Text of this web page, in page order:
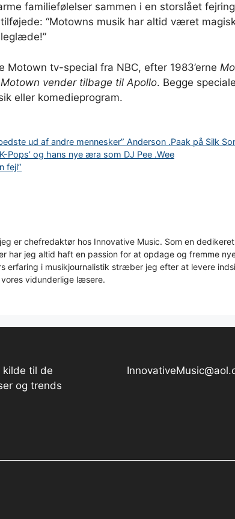
familiefølelser sammen i en storslået
“Motowns musik har altid været
Motown tv-special fra NBC, efter 1983’erne
Motown vender tilbage til Apollo. Begge
eller komedieprogram.
ud af andre mennesker” Anderson .Paak på Silk
Pops’ og hans nye æra som DJ Pee .Wee
fejl”
er chefredaktør hos Innovative Music. Som en
har jeg altid haft en passion for at opdage og fremme
erfaring i musikjournalistik stræber jeg efter at levere
vidunderlige læsere.
kilde til de
og trends